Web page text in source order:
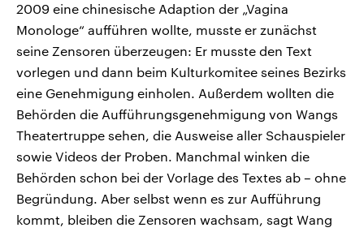
2009 eine chinesische Adaption der „Vagina
Monologe“ aufführen wollte, musste er zunächst
seine Zensoren überzeugen: Er musste den Text
vorlegen und dann beim Kulturkomitee seines Bezirks
eine Genehmigung einholen. Außerdem wollten die
Behörden die Aufführungsgenehmigung von Wangs
Theatertruppe sehen, die Ausweise aller Schauspieler
sowie Videos der Proben. Manchmal winken die
Behörden schon bei der Vorlage des Textes ab – ohne
Begründung. Aber selbst wenn es zur Aufführung
kommt, bleiben die Zensoren wachsam, sagt Wang